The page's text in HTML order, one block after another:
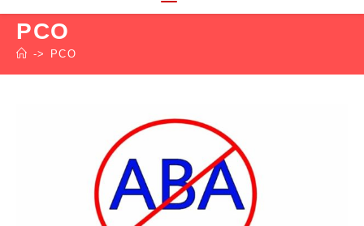
PCO
-> PCO